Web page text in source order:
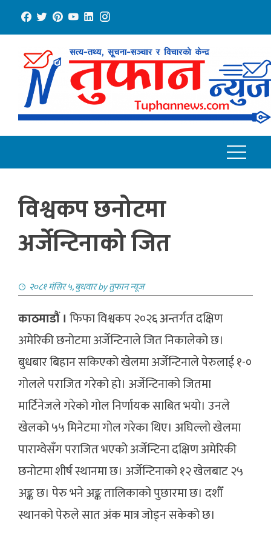
content
विश्वकप छनोटमा
अर्जेन्टिनाको जित
२०८१ मंसिर ५, बुधवारbyतुफान न्यूज
काठमाडौं । फिफा विश्वकप २०२६ अन्तर्गत दक्षिण
अमेरिकी छनोटमा अर्जेन्टिनाले जित निकालेको छ।
बुधबार बिहान सकिएको खेलमा अर्जेन्टिनाले पेरुलाई १-०
गोलले पराजित गरेको हो। अर्जेन्टिनाको जितमा
मार्टिनेजले गरेको गोल निर्णायक साबित भयो। उनले
खेलको ५५ मिनेटमा गोल गरेका थिए। अघिल्लो खेलमा
पाराग्वेसँग पराजित भएको अर्जेन्टिना दक्षिण अमेरिकी
छनोटमा शीर्ष स्थानमा छ। अर्जेन्टिनाको १२ खेलबाट २५
अङ्क छ। पेरु भने अङ्क तालिकाको पुछारमा छ। दशौँ
स्थानको पेरुले सात अंक मात्र जोड्न सकेको छ।